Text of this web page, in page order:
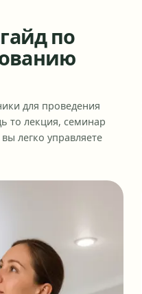
по
для проведения
то лекция, семинар
легко управляете